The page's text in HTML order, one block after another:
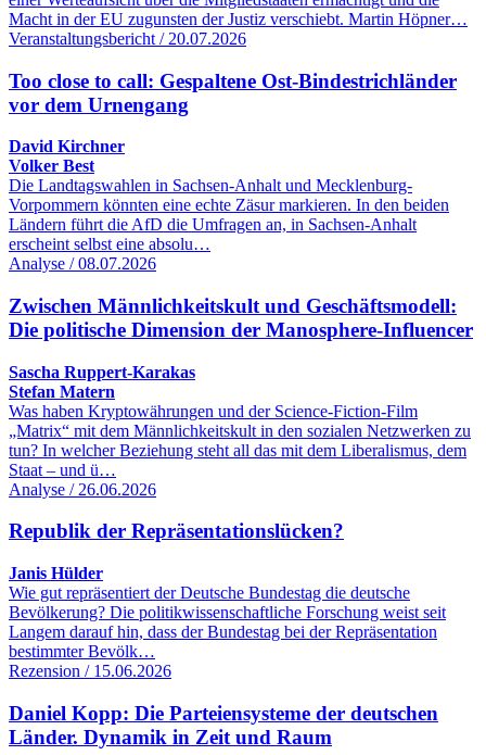
Macht in der EU zugunsten der Justiz verschiebt. Martin Höpner…
Veranstaltungsbericht / 20.07.2026
Too close to call: Gespaltene Ost-Bindestrichländer
vor dem Urnengang
David Kirchner
Volker Best
Die Landtagswahlen in Sachsen-Anhalt und Mecklenburg-
Vorpommern könnten eine echte Zäsur markieren. In den beiden
Ländern führt die AfD die Umfragen an, in Sachsen-Anhalt
erscheint selbst eine absolu…
Analyse / 08.07.2026
Zwischen Männlichkeitskult und Geschäftsmodell:
Die politische Dimension der Manosphere-Influencer
Sascha Ruppert-Karakas
Stefan Matern
Was haben Kryptowährungen und der Science-Fiction-Film
„Matrix“ mit dem Männlichkeitskult in den sozialen Netzwerken zu
tun? In welcher Beziehung steht all das mit dem Liberalismus, dem
Staat – und ü…
Analyse / 26.06.2026
Republik der Repräsentationslücken?
Janis Hülder
Wie gut repräsentiert der Deutsche Bundestag die deutsche
Bevölkerung? Die politikwissenschaftliche Forschung weist seit
Langem darauf hin, dass der Bundestag bei der Repräsentation
bestimmter Bevölk…
Rezension / 15.06.2026
Daniel Kopp: Die Parteiensysteme der deutschen
Länder. Dynamik in Zeit und Raum